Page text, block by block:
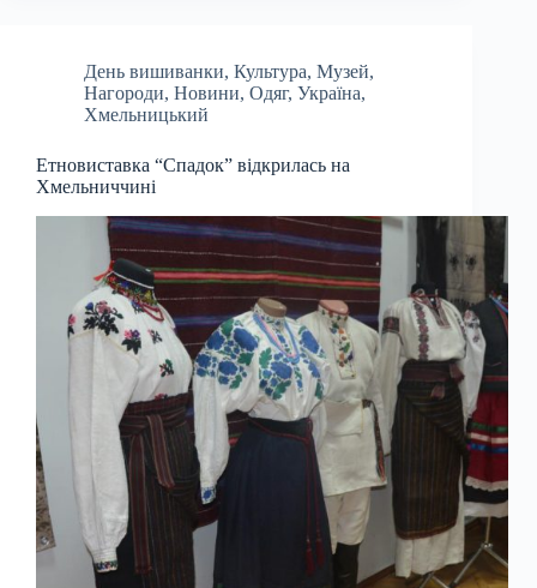
День вишиванки, Культура, Музей,
Нагороди, Новини, Одяг, Україна,
Хмельницький
Етновиставка “Спадок” відкрилась на
Хмельниччині